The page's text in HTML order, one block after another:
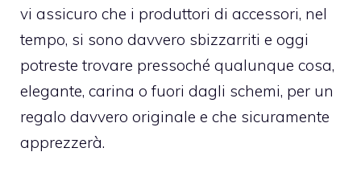
vi assicuro che i produttori di accessori, nel
tempo, si sono davvero sbizzarriti e oggi
potreste trovare pressoché qualunque cosa,
elegante, carina o fuori dagli schemi, per un
regalo davvero originale e che sicuramente
apprezzerà.